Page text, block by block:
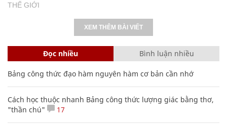
THẾ GIỚI
XEM THÊM BÀI VIẾT
Đọc nhiều Bình luận nhiều
Bảng công thức đạo hàm nguyên hàm cơ bản cần nhớ
Cách học thuộc nhanh Bảng công thức lượng giác bằng thơ,
"thần chú"
17